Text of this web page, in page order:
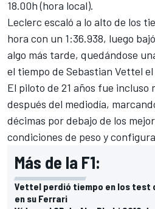
18.00h (hora local).
Leclerc escaló a lo alto de los
hora con un 1:36.938, luego
algo más tarde, quedándose
el tiempo de Sebastian Vettel
El piloto de 21 años fue incluso
después del mediodía,
décimas por debajo de los
condiciones de peso y
Más de la F1:
Vettel perdió tiempo en los test
en su Ferrari